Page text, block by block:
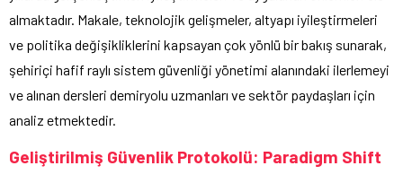
almaktadır. Makale, teknolojik gelişmeler, altyapı iyileştirmeleri
ve politika değişikliklerini kapsayan çok yönlü bir bakış sunarak,
şehiriçi hafif raylı sistem güvenliği yönetimi alanındaki ilerlemeyi
ve alınan dersleri demiryolu uzmanları ve sektör paydaşları için
analiz etmektedir.
Geliştirilmiş Güvenlik Protokolü: Paradigm Shift